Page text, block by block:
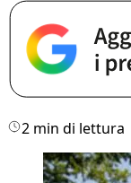
2 min di lettura